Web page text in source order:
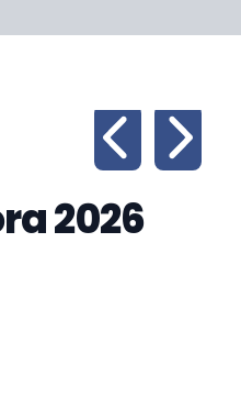
2026